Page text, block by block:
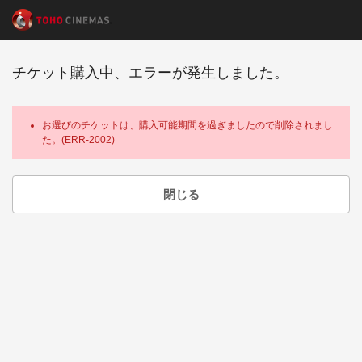
チケット購入中、エラーが発生しました。
お選びのチケットは、購入可能期間を過ぎましたので削除されまし
た。(ERR-2002)
閉じる